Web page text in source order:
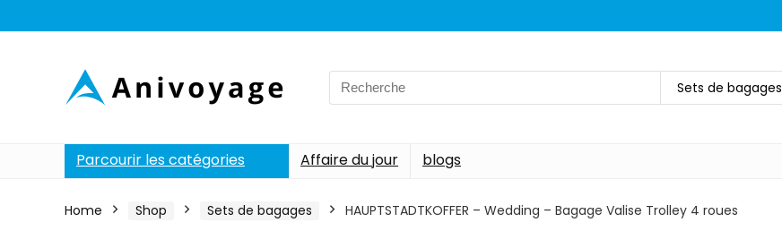
Search
for:
Sets de bagages
Parcourir les catégories Affaire du jour blogs
Home Shop Sets de bagages HAUPTSTADTKOFFER – Wedding – Bagage Valise Trolley 4 roues